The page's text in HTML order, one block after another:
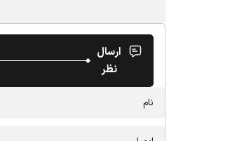
ارسال
نظر